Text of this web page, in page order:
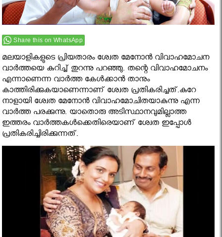
Share this on WhatsApp
മലയാളികളുടെ പ്രിയതാരം ശ്വേത മേനോന്‍ വിവാഹമോചന
വാര്‍ത്തയെ കുറിച്ച് തുറന്നു പറഞ്ഞു. തന്റെ വിവാഹമോചനം
എന്നാണെന്ന വാര്‍ത്ത കേള്‍ക്കാന്‍ താനും
കാത്തിരിക്കുകയാണെന്നാണ് ശ്വേത പ്രതികരിച്ചത്.കുറേ
നാളായി ശ്വേത മേനോന്‍ വിവാഹമോചിതയാകുന്നു എന്ന
വാര്‍ത്ത പരക്കുന്നു. യാതൊരു അടിസ്ഥാനവുമില്ലാത്ത
ഇത്തരം വാര്‍ത്തകള്‍ക്കെതിരെയാണ് ശ്വേത ഇപ്പോള്‍
പ്രതികരിച്ചിരിക്കുന്നത്.